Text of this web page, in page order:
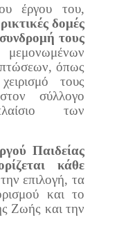
έργου του,
δομές
τους
όπως
τους
σύλλογο
των
Παιδείας
κάθε
επιλογή, τα
και το
Ζωής και την